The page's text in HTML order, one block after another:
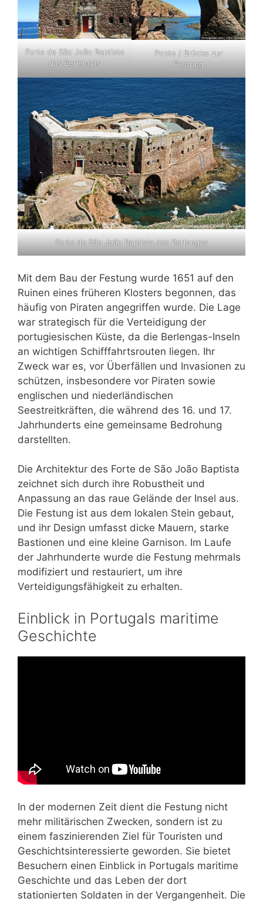
Forte de São João Baptista
das Berlengas
Ponte / Brücke zur
Festung
Forte de São João Baptista das Berlengas
Mit dem Bau der Festung wurde 1651 auf den
Ruinen eines früheren Klosters begonnen, das
häufig von Piraten angegriffen wurde. Die Lage
war strategisch für die Verteidigung der
portugiesischen Küste, da die Berlengas-Inseln
an wichtigen Schifffahrtsrouten liegen. Ihr
Zweck war es, vor Überfällen und Invasionen zu
schützen, insbesondere vor Piraten sowie
englischen und niederländischen
Seestreitkräften, die während des 16. und 17.
Jahrhunderts eine gemeinsame Bedrohung
darstellten.
Die Architektur des Forte de São João Baptista
zeichnet sich durch ihre Robustheit und
Anpassung an das raue Gelände der Insel aus.
Die Festung ist aus dem lokalen Stein gebaut,
und ihr Design umfasst dicke Mauern, starke
Bastionen und eine kleine Garnison. Im Laufe
der Jahrhunderte wurde die Festung mehrmals
modifiziert und restauriert, um ihre
Verteidigungsfähigkeit zu erhalten.
Einblick in Portugals maritime
Geschichte
In der modernen Zeit dient die Festung nicht
mehr militärischen Zwecken, sondern ist zu
einem faszinierenden Ziel für Touristen und
Geschichtsinteressierte geworden. Sie bietet
Besuchern einen Einblick in Portugals maritime
Geschichte und das Leben der dort
stationierten Soldaten in der Vergangenheit. Die